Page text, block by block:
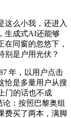
么小我，还进入
生成式AI还能够
同窗的忽悠下，
别是户用光伏？
年，以用户点击
恰是多量用户从搜
门的话也不成
论：按照巴黎奥组
费买了两本，满脚